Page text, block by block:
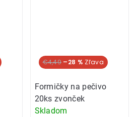
€4,49 –28 %
Formičky na pečivo
20ks zvonček
Skladom